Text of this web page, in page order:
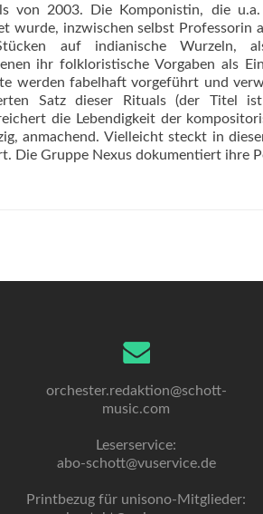
von 2003. Die Komponistin, die
wurde, inzwischen selbst Professorin
Stücken auf indianische Wurzeln,
ihr folkloristische Vorgaben als
werden fabelhaft vorgeführt und
Satz dieser Rituals (der Titel
die Lebendigkeit der
anmachend. Vielleicht steckt in
Die Gruppe Nexus dokumentiert ihre
orchester.redaktion@schott-
music.com
Leserservice:
abo-schott@vuservice.de
Printbezug für unisono-Mitglieder: